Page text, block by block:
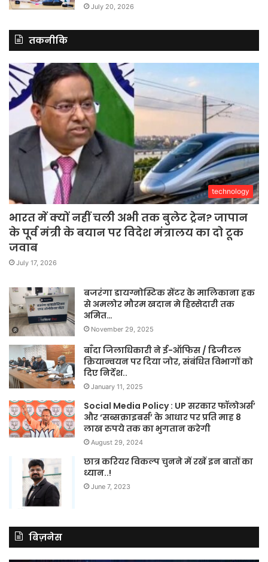
July 20, 2026
तकनीकि
technology
भारत में क्यों नहीं चली अभी तक बुलेट ट्रेन? जापान
के पूर्व मंत्री के बयान पर विदेश मंत्रालय का दो टूक
जवाब
July 17, 2026
बजरंगा डायग्नोस्टिक सेंटर के मालिकाना हक
से अमलोर मौरम खदान मे हिस्सेदारी तक
अमित…
November 29, 2025
बाँदा जिलाधिकारी ने ई-ऑफिस / डिजीटल
क्रियान्वयन पर दिया जोर, संबंधित विभागों को
दिए निर्देश..
January 11, 2025
Social Media Policy : UP सरकार फॉलोअर्स’
और ‘सब्सक्राइबर्स’ के आधार पर प्रति माह 8
लाख रुपये तक का भुगतान करेगी
August 29, 2024
छात्र करियर विकल्प चुनने में रखें इन बातों का
ध्यान..!
June 7, 2023
बिज़नेस